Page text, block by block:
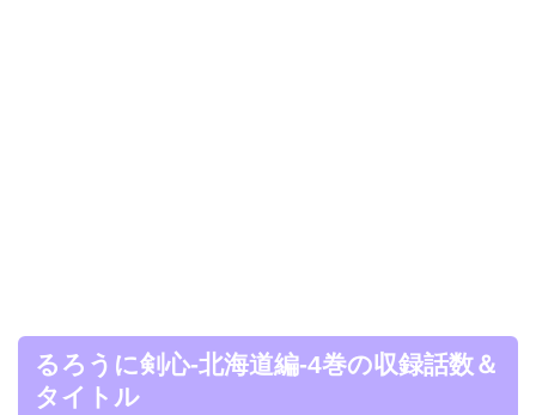
るろうに剣心-北海道編-4巻の収録話数＆
タイトル